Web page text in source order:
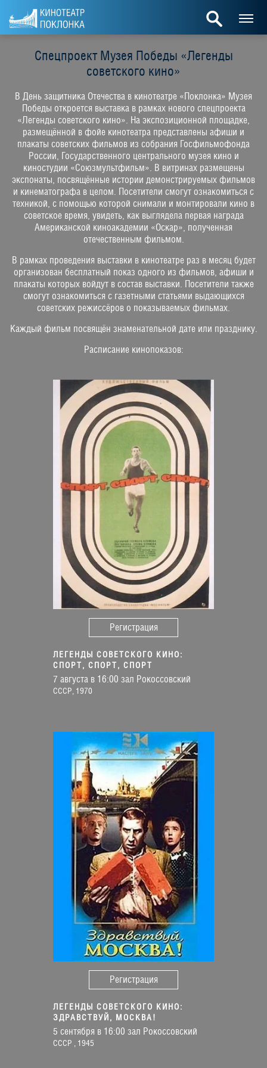
Спецпроект Музея Победы «Легенды
советского кино»
В День защитника Отечества в кинотеатре «Поклонка» Музея
Победы откроется выставка в рамках нового спецпроекта
«Легенды советского кино». На экспозиционной площадке,
размещённой в фойе кинотеатра представлены афиши и
плакаты советских фильмов из собрания Госфильмофонда
России, Государственного центрального музея кино и
киностудии «Союзмультфильм». В витринах размещены
экспонаты, посвящённые истории демонстрируемых фильмов
и кинематографа в целом. Посетители смогут ознакомиться с
техникой, с помощью которой снимали и монтировали кино в
советское время, увидеть, как выглядела первая награда
Американской киноакадемии «Оскар», полученная
отечественным фильмом.
В рамках проведения выставки в кинотеатре раз в месяц будет
организован бесплатный показ одного из фильмов, афиши и
плакаты которых войдут в состав выставки. Посетители также
смогут ознакомиться с газетными статьями выдающихся
советских режиссёров о показываемых фильмах.
Каждый фильм посвящён знаменательной дате или празднику.
Расписание кинопоказов:
Регистрация
ЛЕГЕНДЫ СОВЕТСКОГО КИНО:
СПОРТ, СПОРТ, СПОРТ
7 августа в 16:00 зал Рокоссовский
СССР, 1970
Регистрация
ЛЕГЕНДЫ СОВЕТСКОГО КИНО:
ЗДРАВСТВУЙ, МОСКВА!
5 сентября в 16:00 зал Рокоссовский
СССР , 1945